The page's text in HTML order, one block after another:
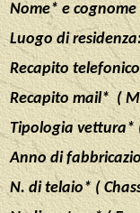
Nome* e
Luogo di
Recapito
Recapito mail* (
Tipologia vettura*
Anno di
N. di telaio* (